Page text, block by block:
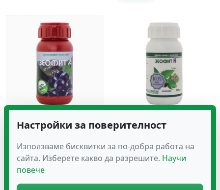
Зеофит А на Прах
(52.01 лв.)
Зеофит К на Прах
Оценено с
26.59€ (52.01 лв.)
Настройки за поверителност
Използваме бисквитки за по-добра работа на
сайта. Изберете какво да разрешите. Научи
повече